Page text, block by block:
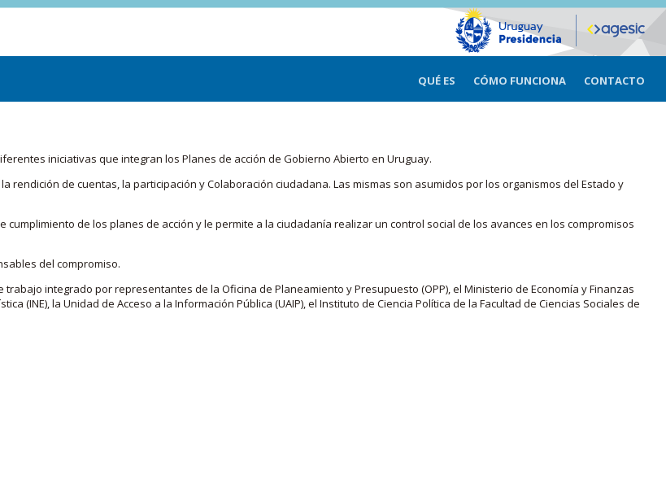
QUÉ ES CÓMO FUNCIONA CONTACTO
iniciativas que integran los Planes de acción de Gobierno Abierto en Uruguay.
de cuentas, la participación y Colaboración ciudadana. Las mismas son asumidos por los organismos del Estado y
de los planes de acción y le permite a la ciudadanía realizar un control social de los avances en los compromisos
del compromiso.
integrado por representantes de la Oficina de Planeamiento y Presupuesto (OPP), el Ministerio de Economía y Finanzas
(INE), la Unidad de Acceso a la Información Pública (UAIP), el Instituto de Ciencia Política de la Facultad de Ciencias Sociales de